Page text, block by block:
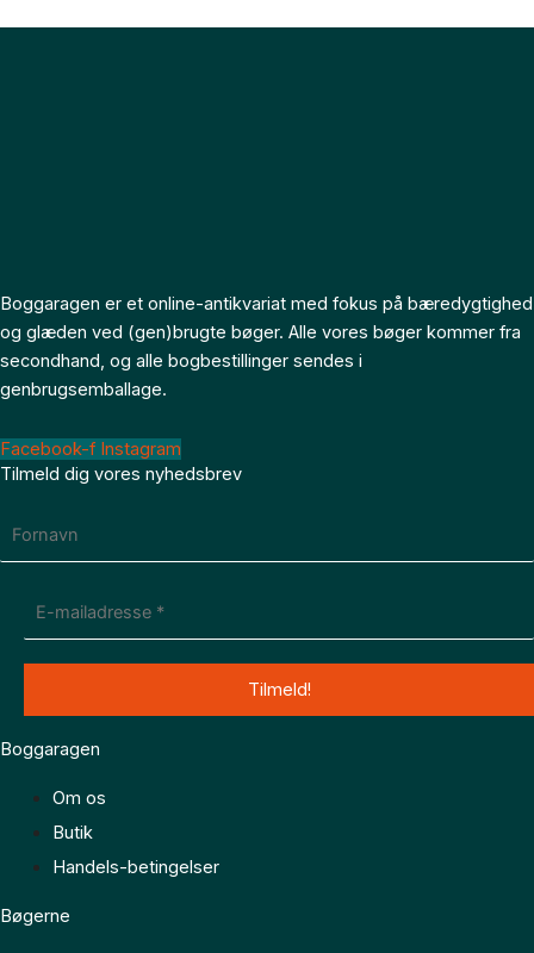
Boggaragen er et online-antikvariat med fokus på bæredygtighed
og glæden ved (gen)brugte bøger. Alle vores bøger kommer fra
secondhand, og alle bogbestillinger sendes i
genbrugsemballage.
Facebook-f Instagram
Tilmeld dig vores nyhedsbrev
Boggaragen
Om os
Butik
Handels-betingelser
Bøgerne